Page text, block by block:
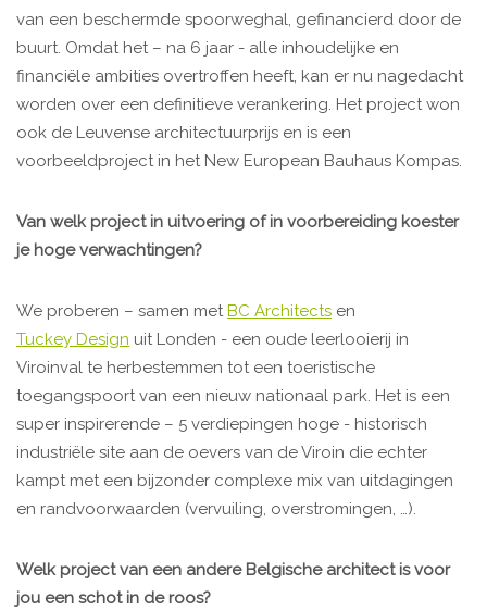
van een beschermde spoorweghal, gefinancierd door de
buurt. Omdat het – na 6 jaar - alle inhoudelijke en
financiële ambities overtroffen heeft, kan er nu nagedacht
worden over een definitieve verankering. Het project won
ook de Leuvense architectuurprijs en is een
voorbeeldproject in het New European Bauhaus Kompas.
Van welk project in uitvoering of in voorbereiding koester
je hoge verwachtingen?
We proberen – samen met BC Architects en
Tuckey Design uit Londen - een oude leerlooierij in
Viroinval te herbestemmen tot een toeristische
toegangspoort van een nieuw nationaal park. Het is een
super inspirerende – 5 verdiepingen hoge - historisch
industriële site aan de oevers van de Viroin die echter
kampt met een bijzonder complexe mix van uitdagingen
en randvoorwaarden (vervuiling, overstromingen, …).
Welk project van een andere Belgische architect is voor
jou een schot in de roos?